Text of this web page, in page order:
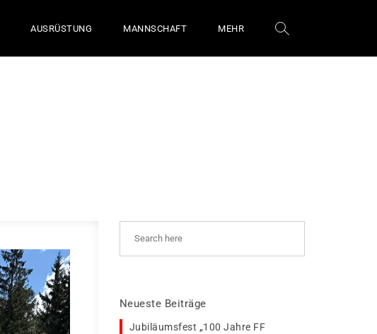
AUSRÜSTUNG MANNSCHAFT MEHR
Neueste Beiträge
Jubiläumsfest „100 Jahre FF